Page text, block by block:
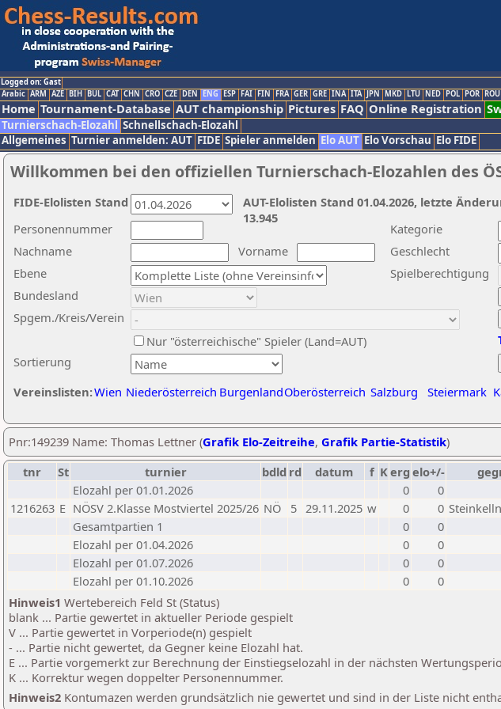
Logged on: Gast
Arabic ARM AZE BIH BUL CAT CHN CRO CZE DEN ENG ESP FAI FIN FRA GER GRE INA ITA JPN MKD LTU NED POL POR ROU
Home Tournament-Database AUT championship Pictures FAQ Online Registration
Turnierschach-Elozahl Schnellschach-Elozahl
Allgemeines Turnier anmelden: AUT FIDE Spieler anmelden Elo AUT Elo Vorschau Elo FIDE
Willkommen bei den offiziellen Turnierschach-Elozahlen des
Nachname
Vorname
Ebene
Kategorie
Sortierung
Personennummer
Bundesland
Spgem./Kreis/Verein
Geschlecht
Nur "österreichische" Spieler (Land=AUT)
Spielberechtigung
Vereinslisten:Wien Niederösterreich BurgenlandOberösterreich Salzburg Steiermark
AUT-Elolisten Stand 01.04.2026, letzte
13.945
FIDE-Elolisten Stand
Pnr:149239 Name: Thomas Lettner (Grafik Elo-Zeitreihe, Grafik Partie-Statistik)
tnr
St turnier bdld rd datum f Kerg elo+/-
Elozahl per 01.01.2026
0
0
1216263 E NÖSV 2.Klasse Mostviertel 2025/26 NÖ 5 29.11.2025 w 0 0
Gesamtpartien 1
0
0
Elozahl per 01.04.2026
0
0
Elozahl per 01.07.2026
0
0
Elozahl per 01.10.2026
0
0
Hinweis1 Wertebereich Feld St (Status)
blank ... Partie gewertet in aktueller Periode gespielt
V ... Partie gewertet in Vorperiode(n) gespielt
- ... Partie nicht gewertet, da Gegner keine Elozahl hat.
E ... Partie vorgemerkt zur Berechnung der Einstiegselozahl in der nächsten
K ... Korrektur wegen doppelter Personennummer.
Hinweis2 Kontumazen werden grundsätzlich nie gewertet und sind in der Liste nicht